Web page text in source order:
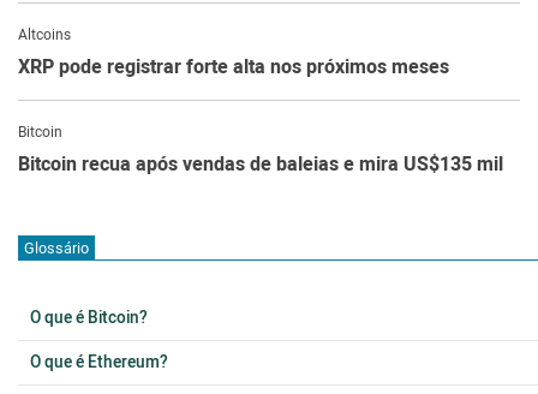
Altcoins
XRP pode registrar forte alta nos próximos meses
Bitcoin
Bitcoin recua após vendas de baleias e mira US$135 mil
Glossário
O que é Bitcoin?
O que é Ethereum?